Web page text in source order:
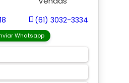
(61) 3032-3334
Whatsapp